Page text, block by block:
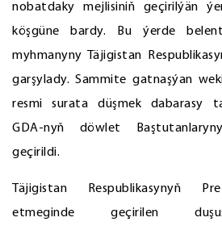
nobatdaky mejlisiniň geçirilýän
köşgüne bardy. Bu ýerde
myhmanyny Täjigistan
garşylady. Sammite gatnaşýan
resmi surata düşmek dabarasy
GDA-nyň döwlet
geçirildi.
Täjigistan Respublikasynyň
etmeginde geçirilen